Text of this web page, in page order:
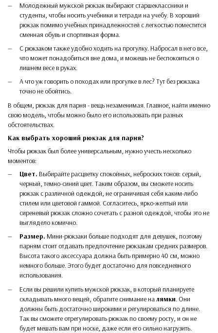
Молодежный мужской рюкзак выбирают старшеклассники и
студенты, чтобы носить учебники и тетради на учебу. В хороший
рюкзак помимо учебных принадлежностей с легкостью поместится
сменная обувь и спортивная форма.
С рюкзаком также удобно ходить на прогулку. Набросал в него все,
что может понадобиться вне дома, и можешь не беспокоиться о
лишнем весе в руках.
А что уж говорить о походах или прогулке в лес? Тут без рюкзака
точно не обойтись.
В общем, рюкзак для парня - вещь незаменимая. Главное, найти именно
свою модель, чтобы можно было его использовать при разных
обстоятельствах.
Как выбрать хороший рюкзак для парня?
Чтобы рюкзак был более универсальным, нужно учесть несколько
моментов:
Цвет. Выбирайте расцветку спокойных, неброских тонов: серый,
черный, темно-синий цвет. Таким образом, вы сможете носить
рюкзак с различной одеждой, не ограничивая себя каким-либо
стилем или цветовой гаммой. Согласитесь, ярко-желтый или
сиреневый рюкзак сложно сочетать с разной одеждой, чтобы это не
выглядело комично.
Размер. Мини-рюкзаки больше подходят для девушек, поэтому
парням стоит отдавать предпочтение рюкзакам средних размеров.
Высота такого аксессуара должна быть примерно 40 см, можно
немного больше. Этого будет достаточно для повседневного
использования.
Если вы решили купить мужской рюкзак, в который планируете
складывать много вещей, обратите снимание на лямки. Они
должны быть достаточно широкими и регулироваться по длине.
Так вы сможете отрегулировать рюкзак по своему росту, и он не
будет мешать вам при носке, даже если его сильно нагрузить.